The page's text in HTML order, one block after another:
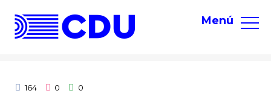
164 0 0
Menú